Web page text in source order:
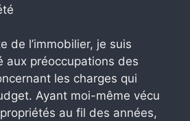
de l’immobilier, je suis
aux préoccupations des
les charges qui
Ayant moi-même vécu
au fil des années,